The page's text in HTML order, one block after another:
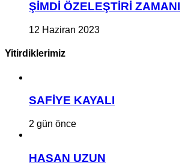
ŞİMDİ ÖZELEŞTİRİ ZAMANI
12 Haziran 2023
Yitirdiklerimiz
SAFİYE KAYALI
2 gün önce
HASAN UZUN